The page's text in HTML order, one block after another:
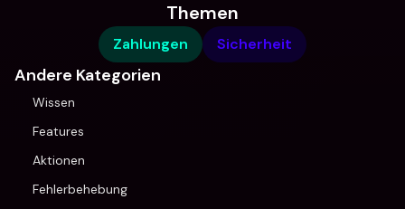
Themen
Zahlungen Sicherheit
Andere Kategorien
Wissen
Features
Aktionen
Fehlerbehebung